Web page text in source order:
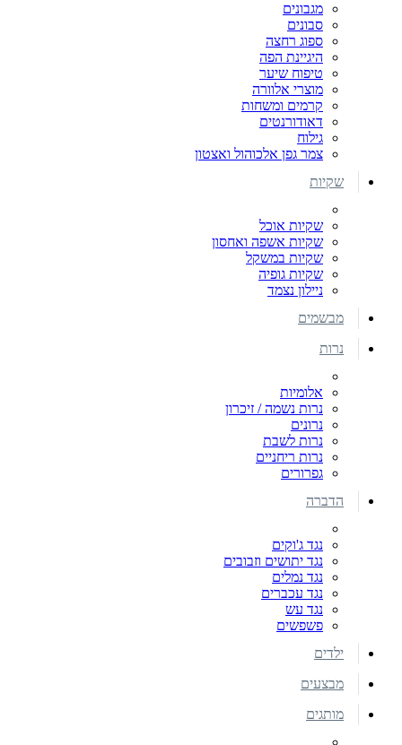
מגבונים
סבונים
ספוג רחצה
היגיינת הפה
טיפוח שיער
מוצרי אלוורה
קרמים ומשחות
דאודורנטים
גילוח
צמר גפן אלכוהול ואצטון
שקיות
שקיות אוכל
שקיות אשפה ואחסון
שקיות במשקל
שקיות גופיה
ניילון נצמד
מבשמים
נרות
אלומיות
נרות נשמה / זיכרון
נרונים
נרות לשבת
נרות ריחניים
גפרורים
הדברה
נגד ג'וקים
נגד יתושים וזבובים
נגד נמלים
נגד עכברים
נגד עש
פשפשים
ילדים
מבצעים
מותגים